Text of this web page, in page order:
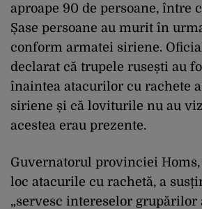
aproape 90 de persoane, între
Șase persoane au murit în
conform armatei siriene.
declarat că trupele rusești au
înaintea atacurilor cu rachete
siriene și că loviturile nu au
acestea erau prezente.
Guvernatorul provinciei
loc atacurile cu rachetă, a
„servesc intereselor grupărilor